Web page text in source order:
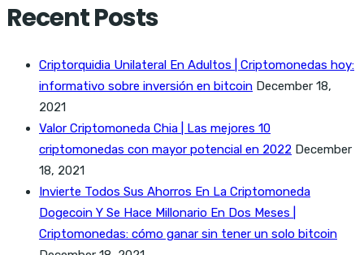
Recent Posts
Criptorquidia Unilateral En Adultos | Criptomonedas hoy:
informativo sobre inversión en bitcoin December 18,
2021
Valor Criptomoneda Chia | Las mejores 10
criptomonedas con mayor potencial en 2022 December
18, 2021
Invierte Todos Sus Ahorros En La Criptomoneda
Dogecoin Y Se Hace Millonario En Dos Meses |
Criptomonedas: cómo ganar sin tener un solo bitcoin